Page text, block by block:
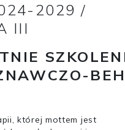
2029 /
III
której mottem jest